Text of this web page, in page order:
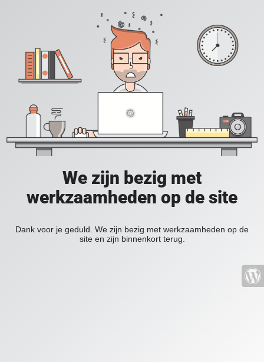
We zijn bezig met
werkzaamheden op de site
Dank voor je geduld. We zijn bezig met werkzaamheden op de
site en zijn binnenkort terug.